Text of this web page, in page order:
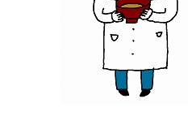
留学・進学関連、塾・予備校
大学入学共通テスト「受験上の